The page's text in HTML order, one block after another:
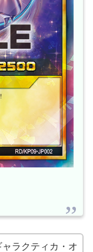
ラクティカ・オ